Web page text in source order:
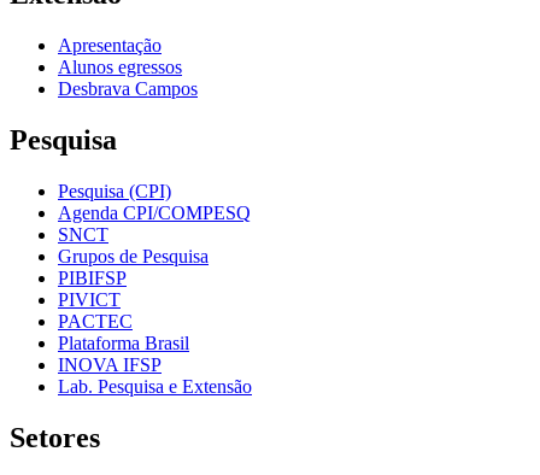
Apresentação
Alunos egressos
Desbrava Campos
Pesquisa
Pesquisa (CPI)
Agenda CPI/COMPESQ
SNCT
Grupos de Pesquisa
PIBIFSP
PIVICT
PACTEC
Plataforma Brasil
INOVA IFSP
Lab. Pesquisa e Extensão
Setores